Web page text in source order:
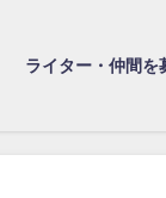
ライター・仲間を